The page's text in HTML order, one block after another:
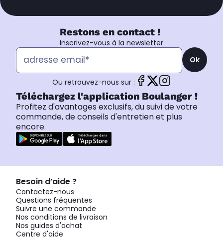
Restons en contact !
Inscrivez-vous à la newsletter
Ok
Ou retrouvez-nous sur :
Téléchargez l'application Boulanger !
Profitez d'avantages exclusifs, du suivi de votre
commande, de conseils d'entretien et plus
encore.
Besoin d’aide ?
Contactez-nous
Questions fréquentes
Suivre une commande
Nos conditions de livraison
Nos guides d'achat
Centre d'aide